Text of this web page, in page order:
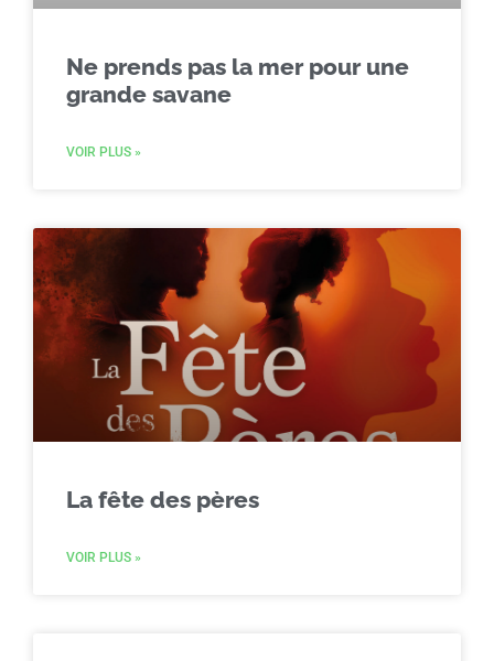
Ne prends pas la mer pour une
grande savane
VOIR PLUS »
La fête des pères
VOIR PLUS »